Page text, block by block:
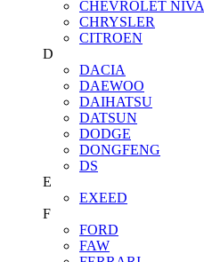
CHEVROLET NIVA
CHRYSLER
CITROEN
D
DACIA
DAEWOO
DAIHATSU
DATSUN
DODGE
DONGFENG
DS
E
EXEED
F
FORD
FAW